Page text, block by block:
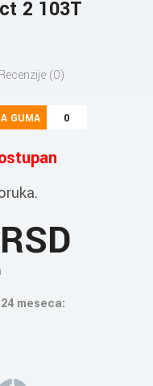
2 103T
Recenzije (0)
GUMA 0
meseca: